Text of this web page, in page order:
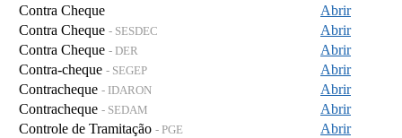
Contra Cheque
Abrir
Contra Cheque - SESDEC
Abrir
Contra Cheque - DER
Abrir
Contra-cheque - SEGEP
Abrir
Contracheque - IDARON
Abrir
Contracheque - SEDAM
Abrir
Controle de Tramitação - PGE
Abrir